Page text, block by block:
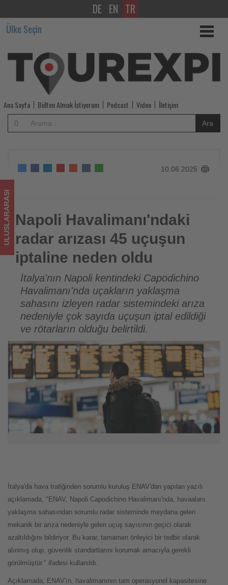
Napoli
Havalimanı'ndaki
radar
arızası
45
uçuşun
iptaline
neden
oldu
-
Tourexpi,
sizler
için
turizmde
olup
bitenleri
takip
ediyor!
DE EN TR
Ülke Seçin
Ana Sayfa Bülten Almak İstiyorum Podcast Video İletişim
Ara
10.06.2025
Napoli Havalimanı'ndaki radar arızası 45 uçuşun iptaline
neden oldu
ULUSLARARASI Napoli Havalimanı'ndaki
radar arızası 45 uçuşun
iptaline neden oldu
İtalya'nın Napoli kentindeki Capodichino
Havalimanı'nda uçakların yaklaşma
sahasını izleyen radar sistemindeki arıza
nedeniyle çok sayıda uçuşun iptal edildiği
ve rötarların olduğu belirtildi.
İtalya'da hava trafiğinden sorumlu kuruluş ENAV'dan yapılan yazılı
açıklamada, "ENAV, Napoli Capodichino Havalimanı'nda, havaalanı
yaklaşma sahasından sorumlu radar sisteminde meydana gelen
mekanik bir arıza nedeniyle gelen uçuş sayısının geçici olarak
azaltıldığını bildiriyor. Bu karar, tamamen önleyici bir tedbir olarak
alınmış olup, güvenlik standartlarını korumak amacıyla gerekli
görülmüştür." ifadesi kullanıldı.
Açıklamada, ENAV'ın, havalimanının tam operasyonel kapasitesine